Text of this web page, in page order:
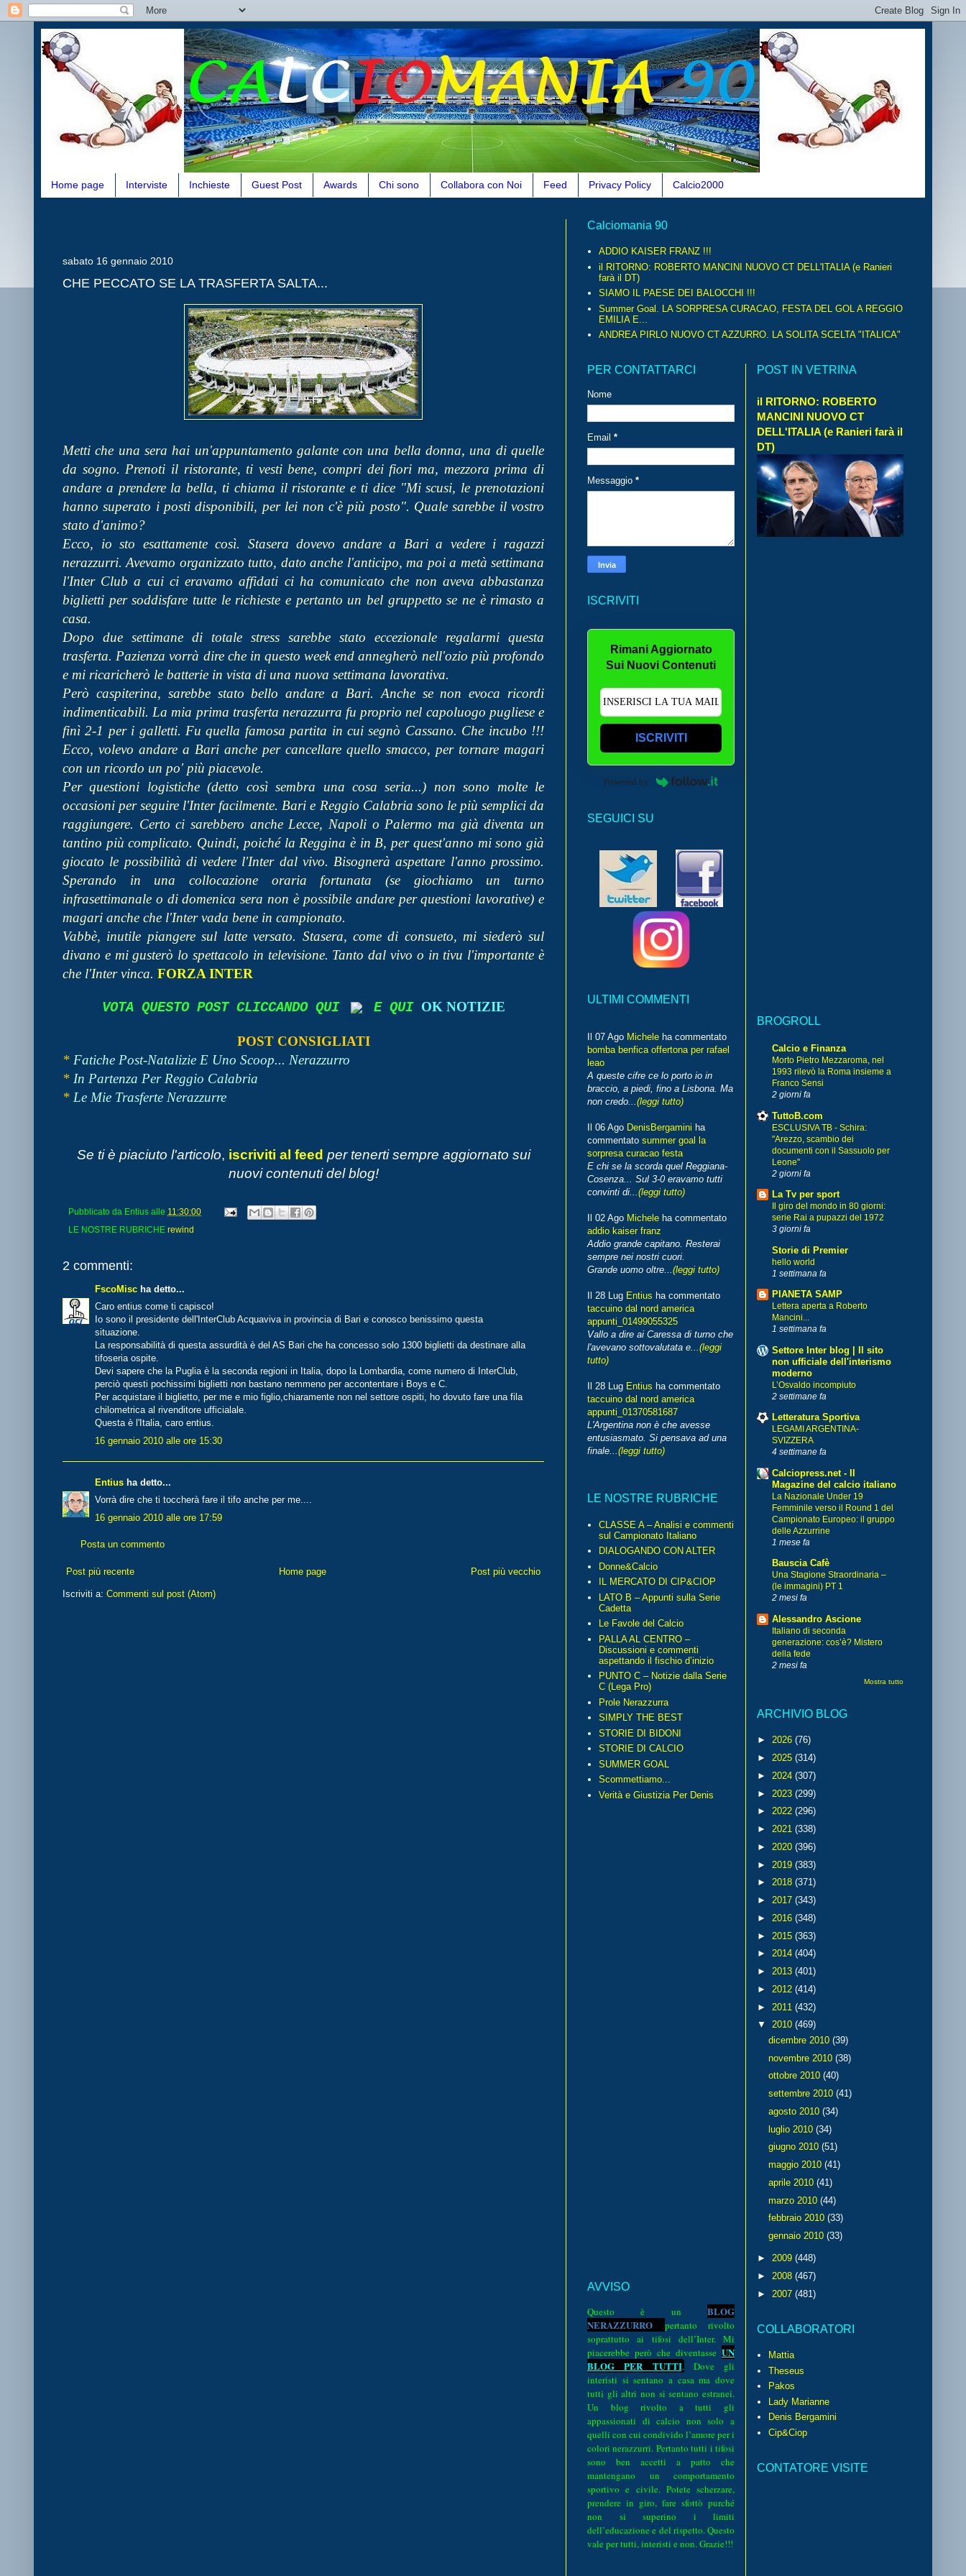
Home page Interviste Inchieste Guest Post Awards Chi sono Collabora con Noi Feed Privacy Policy Calcio2000
sabato 16 gennaio 2010
CHE PECCATO SE LA TRASFERTA SALTA...
Metti che una sera hai un'appuntamento galante con una bella donna, una di quelle
da sogno. Prenoti il ristorante, ti vesti bene, compri dei fiori ma, mezzora prima di
andare a prendere la bella, ti chiama il ristorante e ti dice "Mi scusi, le prenotazioni
hanno superato i posti disponibili, per lei non c'è più posto". Quale sarebbe il vostro
stato d'animo?
Ecco, io sto esattamente così. Stasera dovevo andare a Bari a vedere i ragazzi
nerazzurri. Avevamo organizzato tutto, dato anche l'anticipo, ma poi a metà settimana
l'Inter Club a cui ci eravamo affidati ci ha comunicato che non aveva abbastanza
biglietti per soddisfare tutte le richieste e pertanto un bel gruppetto se ne è rimasto a
casa.
Dopo due settimane di totale stress sarebbe stato eccezionale regalarmi questa
trasferta. Pazienza vorrà dire che in questo week end annegherò nell'ozio più profondo
e mi ricaricherò le batterie in vista di una nuova settimana lavorativa.
Però caspiterina, sarebbe stato bello andare a Bari. Anche se non evoca ricordi
indimenticabili. La mia prima trasferta nerazzurra fu proprio nel capoluogo pugliese e
finì 2-1 per i galletti. Fu quella famosa partita in cui segnò Cassano. Che incubo !!!
Ecco, volevo andare a Bari anche per cancellare quello smacco, per tornare magari
con un ricordo un po' più piacevole.
Per questioni logistiche (detto così sembra una cosa seria...) non sono molte le
occasioni per seguire l'Inter facilmente. Bari e Reggio Calabria sono le più semplici da
raggiungere. Certo ci sarebbero anche Lecce, Napoli o Palermo ma già diventa un
tantino più complicato. Quindi, poiché la Reggina è in B, per quest'anno mi sono già
giocato le possibilità di vedere l'Inter dal vivo. Bisognerà aspettare l'anno prossimo.
Sperando in una collocazione oraria fortunata (se giochiamo un turno
infrasettimanale o di domenica sera non è possibile andare per questioni lavorative) e
magari anche che l'Inter vada bene in campionato.
Vabbè, inutile piangere sul latte versato. Stasera, come di consueto, mi siederò sul
divano e mi gusterò lo spettacolo in televisione. Tanto dal vivo o in tivu l'importante è
che l'Inter vinca. FORZA INTER
VOTA QUESTO POST CLICCANDO QUI E QUI OK NOTIZIE
POST CONSIGLIATI
* Fatiche Post-Natalizie E Uno Scoop... Nerazzurro
* In Partenza Per Reggio Calabria
* Le Mie Trasferte Nerazzurre
Se ti è piaciuto l'articolo, iscriviti al feed per tenerti sempre aggiornato sui
nuovi contenuti del blog!
Pubblicato da Entius alle 11:30:00
LE NOSTRE RUBRICHE rewind
2 commenti:
FscoMisc ha detto...
Caro entius come ti capisco!
Io sono il presidente dell'InterClub Acquaviva in provincia di Bari e conosco benissimo questa
situazione.
La responsabilità di questa assurdità è del AS Bari che ha concesso solo 1300 biglietti da destinare alla
tifoseria ospite.
Devi sapere che la Puglia è la seconda regioni in Italia, dopo la Lombardia, come numero di InterClub,
perciò questi pochissimi biglietti non bastano nemmeno per accontentare i Boys e C.
Per acquistare il biglietto, per me e mio figlio,chiaramente non nel settore ospiti, ho dovuto fare una fila
chilometrica al rivenditore ufficialale.
Questa è l'Italia, caro entius.
16 gennaio 2010 alle ore 15:30
Entius ha detto...
Vorrà dire che ti toccherà fare il tifo anche per me....
16 gennaio 2010 alle ore 17:59
Posta un commento
Post più recente Post più vecchio
Home page
Iscriviti a: Commenti sul post (Atom)
Calciomania 90
ADDIO KAISER FRANZ !!!
il RITORNO: ROBERTO MANCINI NUOVO CT DELL'ITALIA (e Ranieri
farà il DT)
SIAMO IL PAESE DEI BALOCCHI !!!
Summer Goal. LA SORPRESA CURACAO, FESTA DEL GOL A REGGIO
EMILIA E...
ANDREA PIRLO NUOVO CT AZZURRO. LA SOLITA SCELTA "ITALICA"
PER CONTATTARCI
Nome
Email *
Messaggio *
ISCRIVITI
Rimani Aggiornato
Sui Nuovi Contenuti
ISCRIVITI
Powered by
SEGUICI SU
ULTIMI COMMENTI
Il 07 Ago Michele ha commentato
bomba benfica offertona per rafael
leao
A queste cifre ce lo porto io in
braccio, a piedi, fino a Lisbona. Ma
non credo...(leggi tutto)
Il 06 Ago DenisBergamini ha
commentato summer goal la
sorpresa curacao festa
E chi se la scorda quel Reggiana-
Cosenza... Sul 3-0 eravamo tutti
convinti di...(leggi tutto)
Il 02 Ago Michele ha commentato
addio kaiser franz
Addio grande capitano. Resterai
sempre nei nostri cuori.
Grande uomo oltre...(leggi tutto)
Il 28 Lug Entius ha commentato
taccuino dal nord america
appunti_01499055325
Vallo a dire ai Caressa di turno che
l'avevano sottovalutata e...(leggi
tutto)
Il 28 Lug Entius ha commentato
taccuino dal nord america
appunti_01370581687
L'Argentina non è che avesse
entusiasmato. Si pensava ad una
finale...(leggi tutto)
LE NOSTRE RUBRICHE
CLASSE A – Analisi e commenti
sul Campionato Italiano
DIALOGANDO CON ALTER
Donne&Calcio
IL MERCATO DI CIP&CIOP
LATO B – Appunti sulla Serie
Cadetta
Le Favole del Calcio
PALLA AL CENTRO –
Discussioni e commenti
aspettando il fischio d’inizio
PUNTO C – Notizie dalla Serie
C (Lega Pro)
Prole Nerazzurra
SIMPLY THE BEST
STORIE DI BIDONI
STORIE DI CALCIO
SUMMER GOAL
Scommettiamo...
Verità e Giustizia Per Denis
AVVISO
Questo è un BLOG
NERAZZURRO pertanto rivolto
soprattutto ai tifosi dell’Inter. Mi
piacerebbe però che diventasse UN
BLOG PER TUTTI.
Dove gli
interisti si sentano a casa ma dove
tutti gli altri non si sentano estranei.
Un blog rivolto a tutti gli
appassionati di calcio non solo a
quelli con cui condivido l’amore per i
colori nerazzurri. Pertanto tutti i tifosi
sono ben accetti a patto che
mantengano un comportamento
sportivo e civile. Potete scherzare,
prendere in giro, fare sfottò purché
non si superino i limiti
dell’educazione e del rispetto. Questo
vale per tutti, interisti e non. Grazie!!!
POST IN VETRINA
il RITORNO: ROBERTO
MANCINI NUOVO CT
DELL'ITALIA (e Ranieri farà il
DT)
BROGROLL
Calcio e Finanza
Morto Pietro Mezzaroma, nel
1993 rilevò la Roma insieme a
Franco Sensi
2 giorni fa
TuttoB.com
ESCLUSIVA TB - Schira:
"Arezzo, scambio dei
documenti con il Sassuolo per
Leone"
2 giorni fa
La Tv per sport
Il giro del mondo in 80 giorni:
serie Rai a pupazzi del 1972
3 giorni fa
Storie di Premier
hello world
1 settimana fa
PIANETA SAMP
Lettera aperta a Roberto
Mancini...
1 settimana fa
Settore Inter blog | Il sito
non ufficiale dell'interismo
moderno
L’Osvaldo incompiuto
2 settimane fa
Letteratura Sportiva
LEGAMI ARGENTINA-
SVIZZERA
4 settimane fa
Calciopress.net - Il
Magazine del calcio italiano
La Nazionale Under 19
Femminile verso il Round 1 del
Campionato Europeo: il gruppo
delle Azzurrine
1 mese fa
Bauscia Cafè
Una Stagione Straordinaria –
(le immagini) PT 1
2 mesi fa
Alessandro Ascione
Italiano di seconda
generazione: cos’è? Mistero
della fede
2 mesi fa
Mostra tutto
ARCHIVIO BLOG
► 2026 (76)
► 2025 (314)
► 2024 (307)
► 2023 (299)
► 2022 (296)
► 2021 (338)
► 2020 (396)
► 2019 (383)
► 2018 (371)
► 2017 (343)
► 2016 (348)
► 2015 (363)
► 2014 (404)
► 2013 (401)
► 2012 (414)
► 2011 (432)
▼ 2010 (469)
dicembre 2010 (39)
novembre 2010 (38)
ottobre 2010 (40)
settembre 2010 (41)
agosto 2010 (34)
luglio 2010 (34)
giugno 2010 (51)
maggio 2010 (41)
aprile 2010 (41)
marzo 2010 (44)
febbraio 2010 (33)
gennaio 2010 (33)
► 2009 (448)
► 2008 (467)
► 2007 (481)
COLLABORATORI
Mattia
Theseus
Pakos
Lady Marianne
Denis Bergamini
Cip&Ciop
CONTATORE VISITE